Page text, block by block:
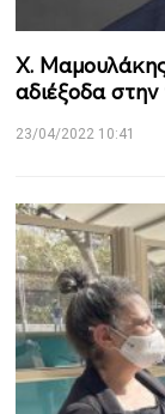
Χ.
αδιέξοδα
23/04/2022 10:41